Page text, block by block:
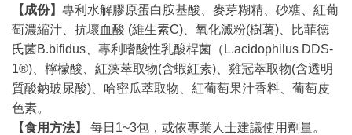
【成份】 專利水解膠原蛋白胺基酸、麥芽糊精、砂糖、紅葡
萄濃縮汁、抗壞血酸 (維生素C)、氧化澱粉(樹薯)、比菲德
氏菌B.bifidus、專利嗜酸性乳酸桿菌（L.acidophilus DDS-
1®)、檸檬酸、紅藻萃取物(含蝦紅素)、雞冠萃取物(含透明
質酸鈉玻尿酸)、哈密瓜萃取物、紅葡萄果汁香料、葡萄皮
色素。
【食用方法】 每日1~3包，或依專業人士建議使用劑量。​​